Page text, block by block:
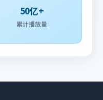
50亿+
累计播放量